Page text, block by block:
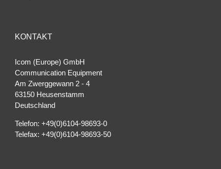
KONTAKT
Icom (Europe) GmbH
Communication Equipment
Am Zwerggewann 2 ‐ 4
63150 Heusenstamm
Deutschland
Telefon: +49(0)6104-98693-0
Telefax: +49(0)6104-98693-50